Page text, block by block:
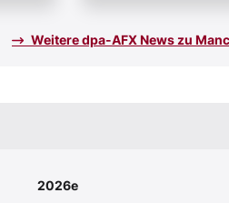
Weitere dpa-AFX News zu
2026e